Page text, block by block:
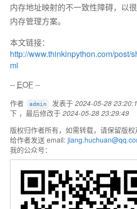
内存地址映射的不一致性障碍，以
内存管理方案。
本文链接：
http://www.thinkinpython.com/post/
ml
-- EOF--
作者 admin 发表于 2024-05-28
下 ，最后修改于 2024-05-28 23:29:49
版权归作者所有，如需转载，请保留版权
给作者发送 email:
我的公众号：